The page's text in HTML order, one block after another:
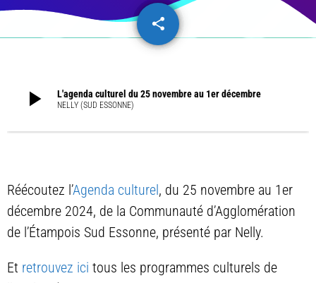
share
email
play_arrow L'agenda culturel du 25 novembre au 1er décembre
NELLY (SUD ESSONNE)
Réécoutez l’Agenda culturel, du 25 novembre au 1er
décembre 2024, de la Communauté d’Agglomération
de l’Étampois Sud Essonne, présenté par Nelly.
Et retrouvez ici tous les programmes culturels de